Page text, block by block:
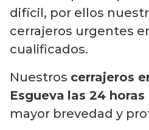
difícil, por ellos
cerrajeros urgentes
cualificados.
Nuestros cerrajeros
Esgueva las 24 horas
mayor brevedad y